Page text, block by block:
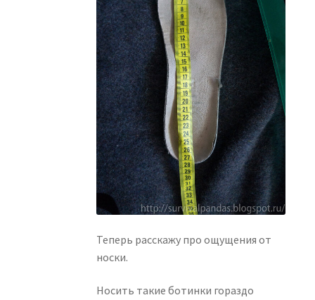
Теперь расскажу про ощущения от
носки.
Носить такие ботинки гораздо